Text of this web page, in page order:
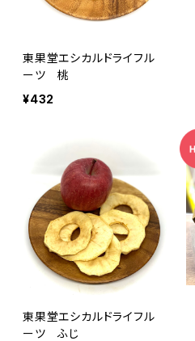
東果堂エシカルドライフル
ーツ 桃
¥432
東果堂エシカルドライフル
ーツ ふじ